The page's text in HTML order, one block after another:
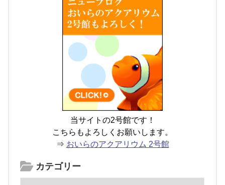
当サイトの2号館です！
こちらもよろしくお願いします。
⇒ おいらのアクアリウム 2号館
カテゴリー